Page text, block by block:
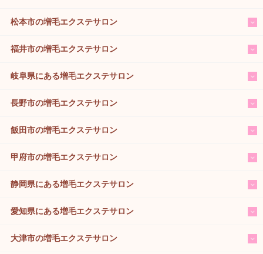
松本市の増毛エクステサロン
福井市の増毛エクステサロン
岐阜県にある増毛エクステサロン
長野市の増毛エクステサロン
飯田市の増毛エクステサロン
甲府市の増毛エクステサロン
静岡県にある増毛エクステサロン
愛知県にある増毛エクステサロン
大津市の増毛エクステサロン